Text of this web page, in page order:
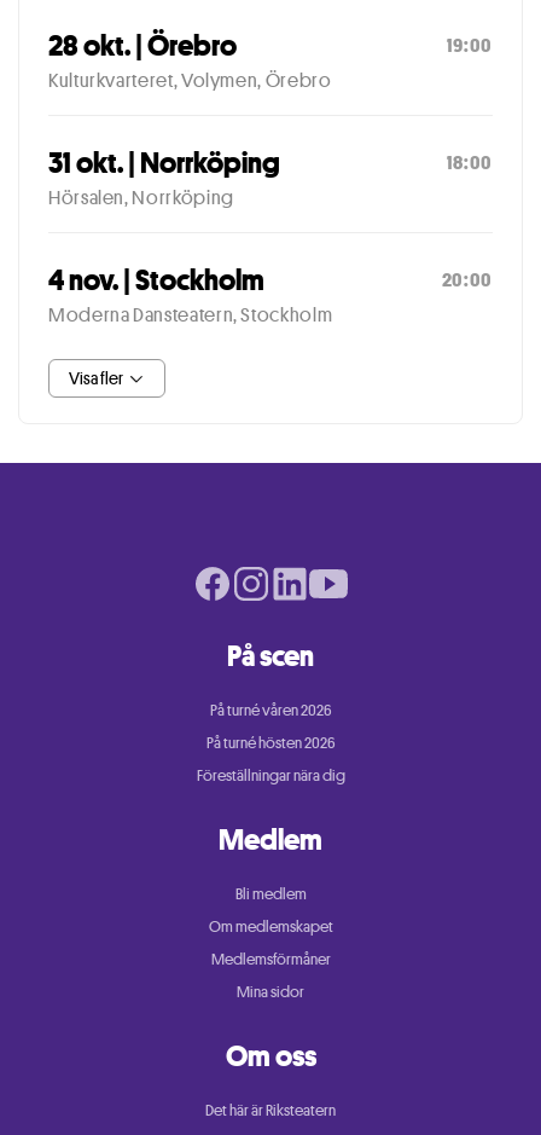
28 okt. | Örebro
Kulturkvarteret, Volymen, Örebro
19:00
31 okt. | Norrköping
Hörsalen, Norrköping
18:00
4 nov. | Stockholm
Moderna Dansteatern, Stockholm
20:00
Visa fler
På scen
På turné våren 2026
På turné hösten 2026
Föreställningar nära dig
Medlem
Bli medlem
Om medlemskapet
Medlemsförmåner
Mina sidor
Om oss
Det här är Riksteatern
Facebook page
Instagram page
LinkedIn pageYoutube page